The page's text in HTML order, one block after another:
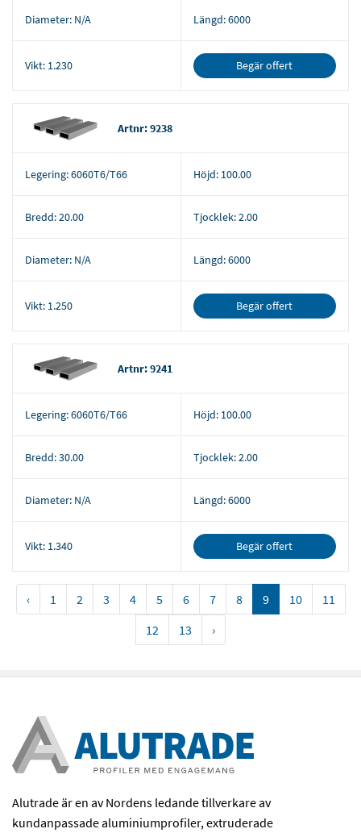
Diameter: N/A Längd:6000
Vikt: 1.230 Begär offert
Artnr: 9238
Legering:6060T6/T66 Höjd: 100.00
Bredd:20.00 Tjocklek:2.00
Diameter: N/A Längd:6000
Vikt: 1.250 Begär offert
Artnr: 9241
Legering:6060T6/T66 Höjd: 100.00
Bredd:30.00 Tjocklek:2.00
Diameter: N/A Längd:6000
Vikt: 1.340 Begär offert
‹ 1 2 3 4 5 6 7 8 9 10
11
12
13 ›
Alutrade är en av Nordens ledande tillverkare av
kundanpassade aluminiumprofiler, extruderade